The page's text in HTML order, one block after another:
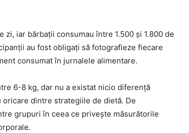
zi, iar bărbații consumau între 1.500 și 1.800 de
au fost obligați să fotografieze fiecare
consumat în jurnalele alimentare.
6-8 kg, dar nu a existat nicio diferență
dintre strategiile de dietă. De
grupuri în ceea ce privește măsurătorile